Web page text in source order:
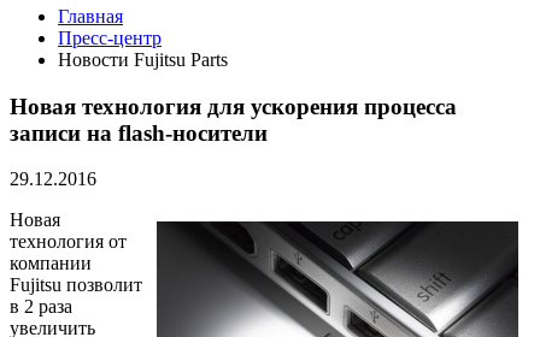
Главная
Пресс-центр
Новости Fujitsu Parts
Новая технология для ускорения процесса
записи на flash-носители
29.12.2016
Новая
технология от
компании
Fujitsu позволит
в 2 раза
увеличить